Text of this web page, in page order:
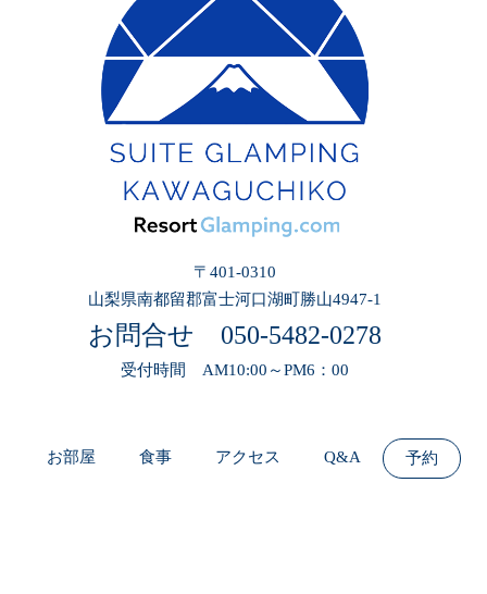
〒401-0310
山梨県南都留郡富士河口湖町勝山4947-1
お問合せ 050-5482-0278
受付時間 AM10:00～PM6：00
お部屋 食事 アクセス Q&A 予約